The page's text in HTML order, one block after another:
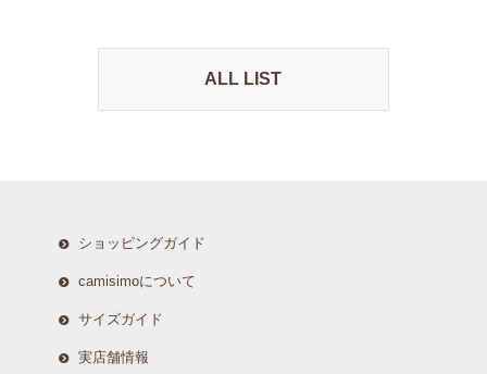
ALL LIST
ショッピングガイド
camisimoについて
サイズガイド
実店舗情報